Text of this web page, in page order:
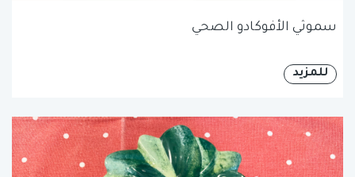
سموثي الأفوكادو الصحي
للمزيد